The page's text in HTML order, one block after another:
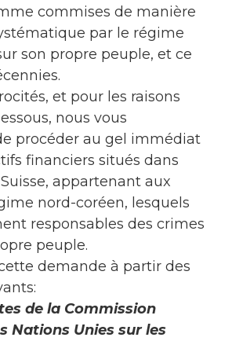
commises de manière
par le régime
son propre peuple, et ce
et pour les raisons
nous vous
procéder au gel immédiat
financiers situés dans
appartenant aux
nord-coréen, lesquels
responsables des crimes
peuple.
demande à partir des
de la Commission
Nations Unies sur les